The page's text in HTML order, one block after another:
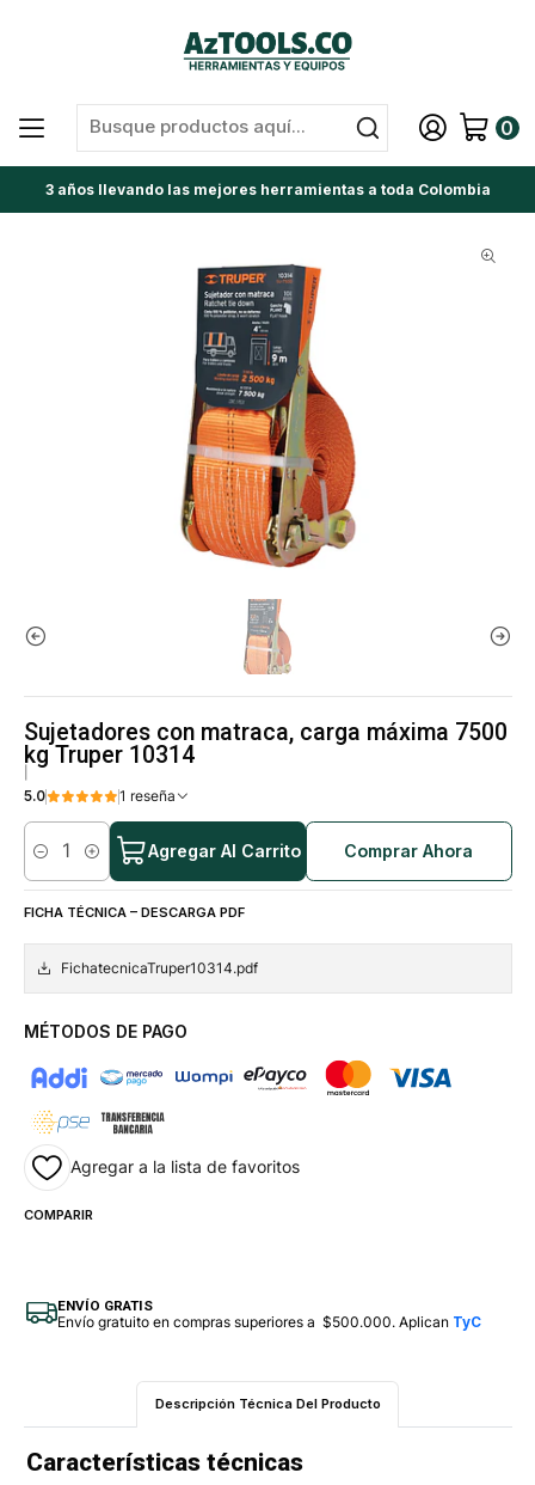
0
3 años llevando las mejores herramientas a toda Colombia
Sujetadores con matraca, carga máxima 7500
kg Truper 10314
5.0
1 reseña
Cantidad
Agregar Al Carrito Comprar Ahora
FICHA TÉCNICA – DESCARGA PDF
FichatecnicaTruper10314.pdf
MÉTODOS DE PAGO
Agregar a la lista de favoritos
COMPARIR
ENVÍO GRATIS
Envío gratuito en compras superiores a $500.000. Aplican TyC
Descripción Técnica Del Producto
Características técnicas